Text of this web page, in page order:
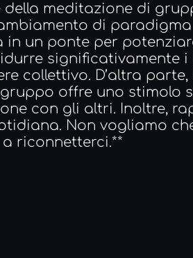
meditazione di
di
in un ponte per
significativamente i
collettivo. D’altra parte,
offre uno stimolo
con gli altri. Inoltre,
Non vogliamo
riconnetterci.**